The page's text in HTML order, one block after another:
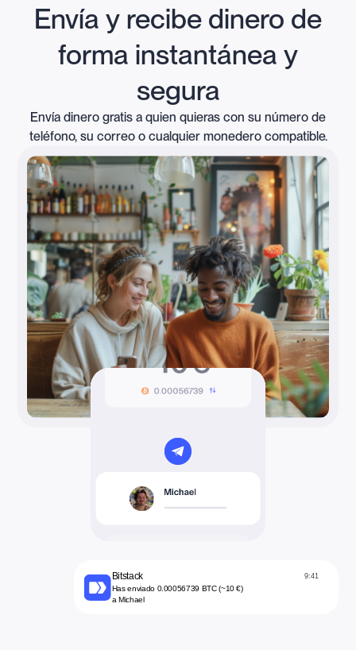
Envía y recibe dinero de
forma instantánea y
segura
Envía dinero gratis a quien quieras con su número de
teléfono, su correo o cualquier monedero compatible.
Bitstack 9:41
Has enviado 0.00056739 BTC (~10 €)
a Michael